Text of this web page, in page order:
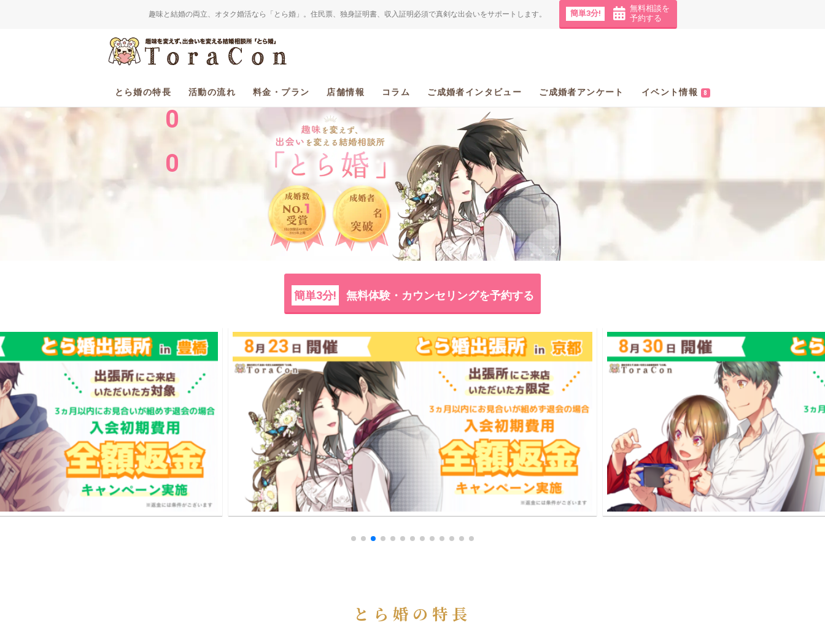
趣味と結婚の両立、オタク婚活なら「とら婚」。住民票、独身証明書、収入証明必須で真剣な出会いをサポートします。 簡単3分!
無料相談を
予約する
とら婚の特長 活動の流れ 料金・プラン 店舗情報 コラム ご成婚者インタビュー ご成婚者アンケート イベント情報 8
2
0
0
0
簡単3分! 無料体験・カウンセリングを予約する
とら婚の特長